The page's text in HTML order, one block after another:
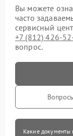
Вы можете
часто
сервисный
+7 (812) 426-
вопрос.
Какие документы